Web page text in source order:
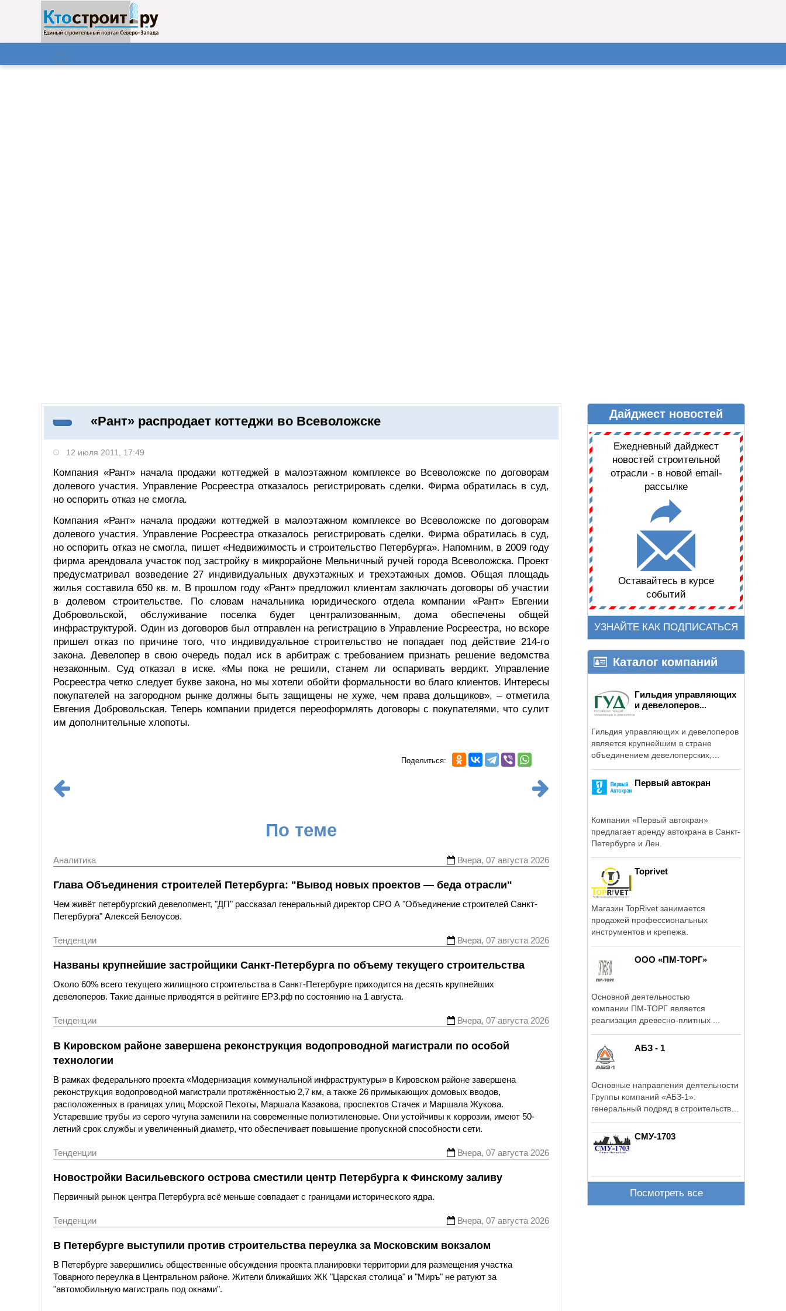
Поиск
ДАЙДЖЕСТ НОВОСТЕЙ
«Рант» распродает коттеджи во Всеволожске
12 июля 2011, 17:49
Компания «Рант» начала продажи коттеджей в малоэтажном комплексе во Всеволожске по договорам
долевого участия. Управление Росреестра отказалось регистрировать сделки. Фирма обратилась в суд,
но оспорить отказ не смогла.
Компания «Рант» начала продажи коттеджей в малоэтажном комплексе во Всеволожске по договорам
долевого участия. Управление Росреестра отказалось регистрировать сделки. Фирма обратилась в суд,
но оспорить отказ не смогла, пишет «Недвижимость и строительство Петербурга». Напомним, в 2009 году
фирма арендовала участок под застройку в микрорайоне Мельничный ручей города Всеволожска. Проект
предусматривал возведение 27 индивидуальных двухэтажных и трехэтажных домов. Общая площадь
жилья составила 650 кв. м. В прошлом году «Рант» предложил клиентам заключать договоры об участии
в долевом строительстве. По словам начальника юридического отдела компании «Рант» Евгении
Добровольской, обслуживание поселка будет централизованным, дома обеспечены общей
инфраструктурой. Один из договоров был отправлен на регистрацию в Управление Росреестра, но вскоре
пришел отказ по причине того, что индивидуальное строительство не попадает под действие 214-го
закона. Девелопер в свою очередь подал иск в арбитраж с требованием признать решение ведомства
незаконным. Суд отказал в иске. «Мы пока не решили, станем ли оспаривать вердикт. Управление
Росреестра четко следует букве закона, но мы хотели обойти формальности во благо клиентов. Интересы
покупателей на загородном рынке должны быть защищены не хуже, чем права дольщиков», – отметила
Евгения Добровольская. Теперь компании придется переоформлять договоры с покупателями, что сулит
им дополнительные хлопоты.
Поделиться:
По теме
Аналитика Вчера, 07 августа 2026
Глава Объединения строителей Петербурга: "Вывод новых проектов — беда отрасли"
Чем живёт петербургский девелопмент, "ДП" рассказал генеральный директор СРО А "Объединение строителей Санкт-
Петербурга" Алексей Белоусов.
Тенденции Вчера, 07 августа 2026
Названы крупнейшие застройщики Санкт-Петербурга по объему текущего строительства
Около 60% всего текущего жилищного строительства в Санкт-Петербурге приходится на десять крупнейших
девелоперов. Такие данные приводятся в рейтинге ЕРЗ.рф по состоянию на 1 августа.
Тенденции Вчера, 07 августа 2026
В Кировском районе завершена реконструкция водопроводной магистрали по особой
технологии
В рамках федерального проекта «Модернизация коммунальной инфраструктуры» в Кировском районе завершена
реконструкция водопроводной магистрали протяжённостью 2,7 км, а также 26 примыкающих домовых вводов,
расположенных в границах улиц Морской Пехоты, Маршала Казакова, проспектов Стачек и Маршала Жукова.
Устаревшие трубы из серого чугуна заменили на современные полиэтиленовые. Они устойчивы к коррозии, имеют 50-
летний срок службы и увеличенный диаметр, что обеспечивает повышение пропускной способности сети.
Тенденции Вчера, 07 августа 2026
Новостройки Васильевского острова сместили центр Петербурга к Финскому заливу
Первичный рынок центра Петербурга всё меньше совпадает с границами исторического ядра.
Тенденции Вчера, 07 августа 2026
В Петербурге выступили против строительства переулка за Московским вокзалом
В Петербурге завершились общественные обсуждения проекта планировки территории для размещения участка
Товарного переулка в Центральном районе. Жители ближайших ЖК "Царская столица" и "Миръ" не ратуют за
"автомобильную магистраль под окнами".
Дайджест новостей
Ежедневный дайджест
новостей строительной
отрасли - в новой email-
рассылке
Оставайтесь в курсе
событий
УЗНАЙТЕ КАК ПОДПИСАТЬСЯ
Каталог компаний
Гильдия управляющих
и девелоперов...
Гильдия управляющих и девелоперов
является крупнейшим в стране
объединением девелоперских,
Первый автокран
Компания «Первый автокран»
предлагает аренду автокрана в Санкт-
Петербурге и Лен.
Toprivet
Магазин TopRivet занимается
продажей профессиональных
инструментов и крепежа.
ООО «ПМ-ТОРГ»
Основной деятельностью
компании ПМ-ТОРГ является
реализация древесно-плитных ...
АБЗ - 1
Основные направления деятельности
Группы компаний «АБЗ-1»:
генеральный подряд в строительстве
СМУ-1703
Посмотреть все